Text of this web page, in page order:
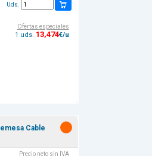
Uds.
Ofertas especiales
1 uds. 13,474€/u
Cable
Precio neto sin IVA